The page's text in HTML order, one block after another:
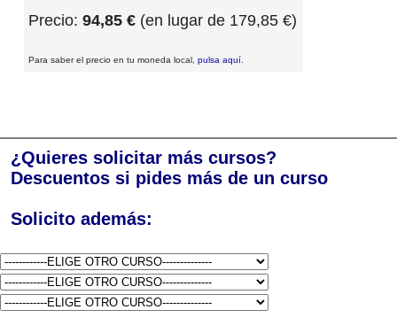
Precio: 94,85 € (en lugar de 179,85 €)
Para saber el precio en tu moneda local, pulsa aquí.
¿Quieres solicitar más cursos?
Descuentos si pides más de un curso
Solicito además: